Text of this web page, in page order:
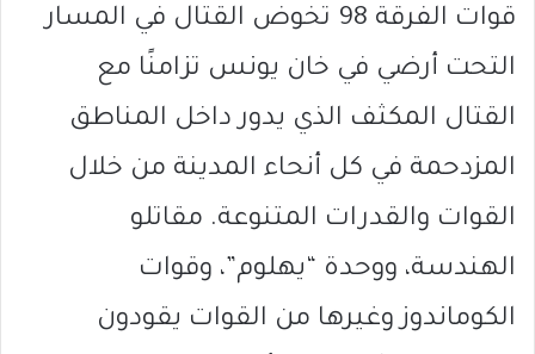
قوات الفرقة 98 تخوض القتال في المسار
التحت أرضي في خان يونس تزامنًا مع
القتال المكثف الذي يدور داخل المناطق
المزدحمة في كل أنحاء المدينة من خلال
القوات والقدرات المتنوعة. مقاتلو
الهندسة، ووحدة “يهلوم”، وقوات
الكوماندوز وغيرها من القوات يقودون